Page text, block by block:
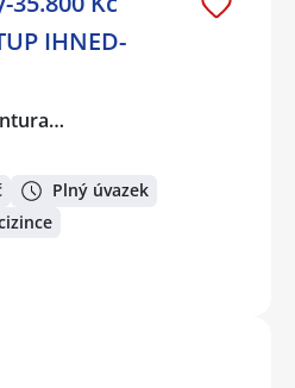
IHNED-
Plný úvazek